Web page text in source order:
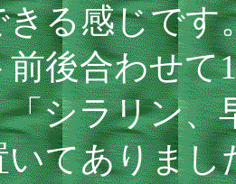
きる感じです
前後合わせて
「シラリン、
いてありまし